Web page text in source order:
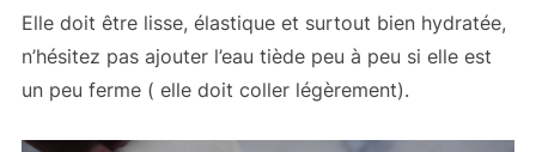
Elle doit être lisse, élastique et surtout bien hydratée,
n’hésitez pas ajouter l’eau tiède peu à peu si elle est
un peu ferme ( elle doit coller légèrement).